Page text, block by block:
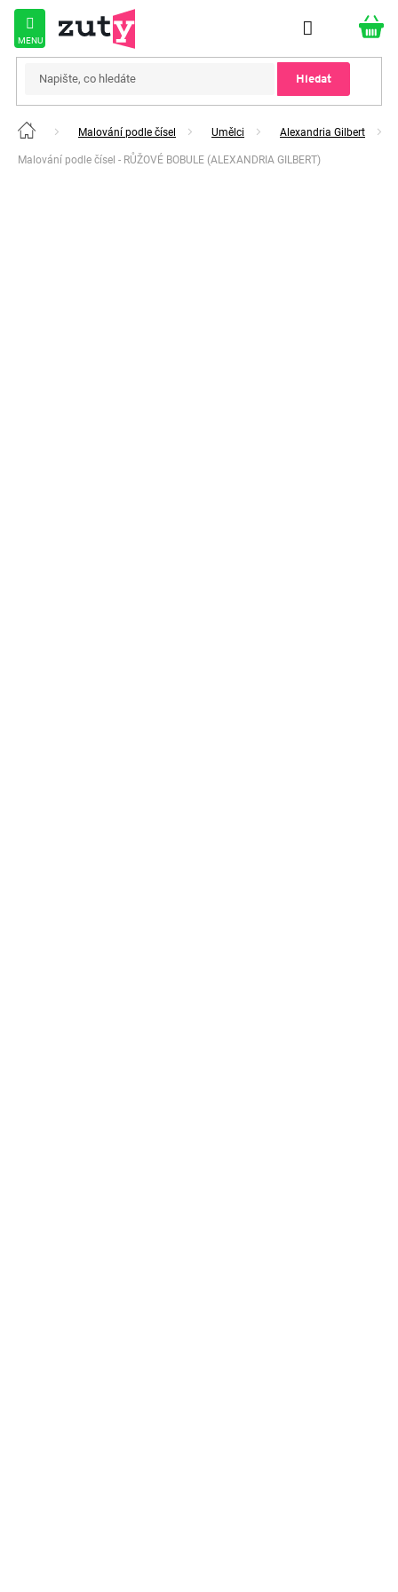
Přejít
obsah
Hledat
Domů Malování podle čísel Umělci Alexandria Gilbert
Malování podle čísel - RŮŽOVÉ BOBULE (ALEXANDRIA GILBERT)